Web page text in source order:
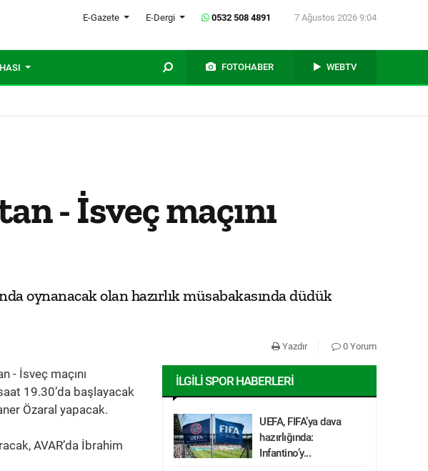
E-Gazete E-Dergi 0532 508 4891 7 Ağustos 2026 9:04
FOTOHABER WEBTV
- İsveç maçını
oynanacak olan hazırlık müsabakasında düdük
Yazdır 0 Yorum
- İsveç maçını
19.30’da başlayacak
Özaral yapacak.
AVAR’da İbrahim
İLGILI SPOR HABERLERI
UEFA, FIFA’ya dava
hazırlığında:
Infantino’y...